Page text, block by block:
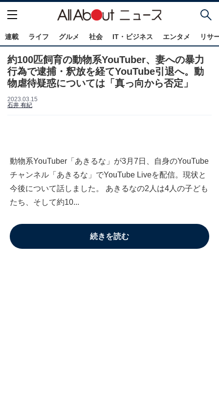
連載 ライフ グルメ 社会 IT・ビジネス エンタメ リサ
約100匹飼育の動物系YouTuber、妻への暴力
行為で逮捕・釈放を経てYouTube引退へ。動
物虐待疑惑については「真っ向から否定」
2023.03.15
石井 有紀
動物系YouTuber「あきるな」が3月7日、自身のYouTube
チャンネル「あきるな」でYouTube Liveを配信。現状と
今後について話しました。 あきるなの2人は4人の子ども
たち、そして約10...
続きを読む